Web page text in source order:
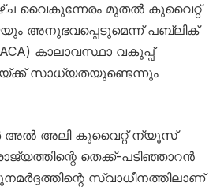
വൈകുന്നേരം മുതൽ കുവൈറ്റ്
അനുഭവപ്പെടുമെന്ന് പബ്ലിക്
കാലാവസ്ഥാ വകുപ്പ്
സാധ്യതയുണ്ടെന്നും
അൽ അലി കുവൈറ്റ് ന്യൂസ്
തെക്ക്-പടിഞ്ഞാറൻ
സ്വാധീനത്തിലാണ്